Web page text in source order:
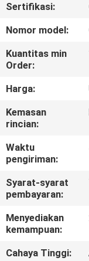
TUR
PABRIK
KONTROL
KUALITAS
HUBUNGI
KAMI
Sertifikasi:
Nomor model:
Kuantitas min
Order:
Harga:
Kemasan
rincian:
Waktu
pengiriman:
Syarat-syarat
pembayaran:
Menyediakan
kemampuan:
Cahaya Tinggi: